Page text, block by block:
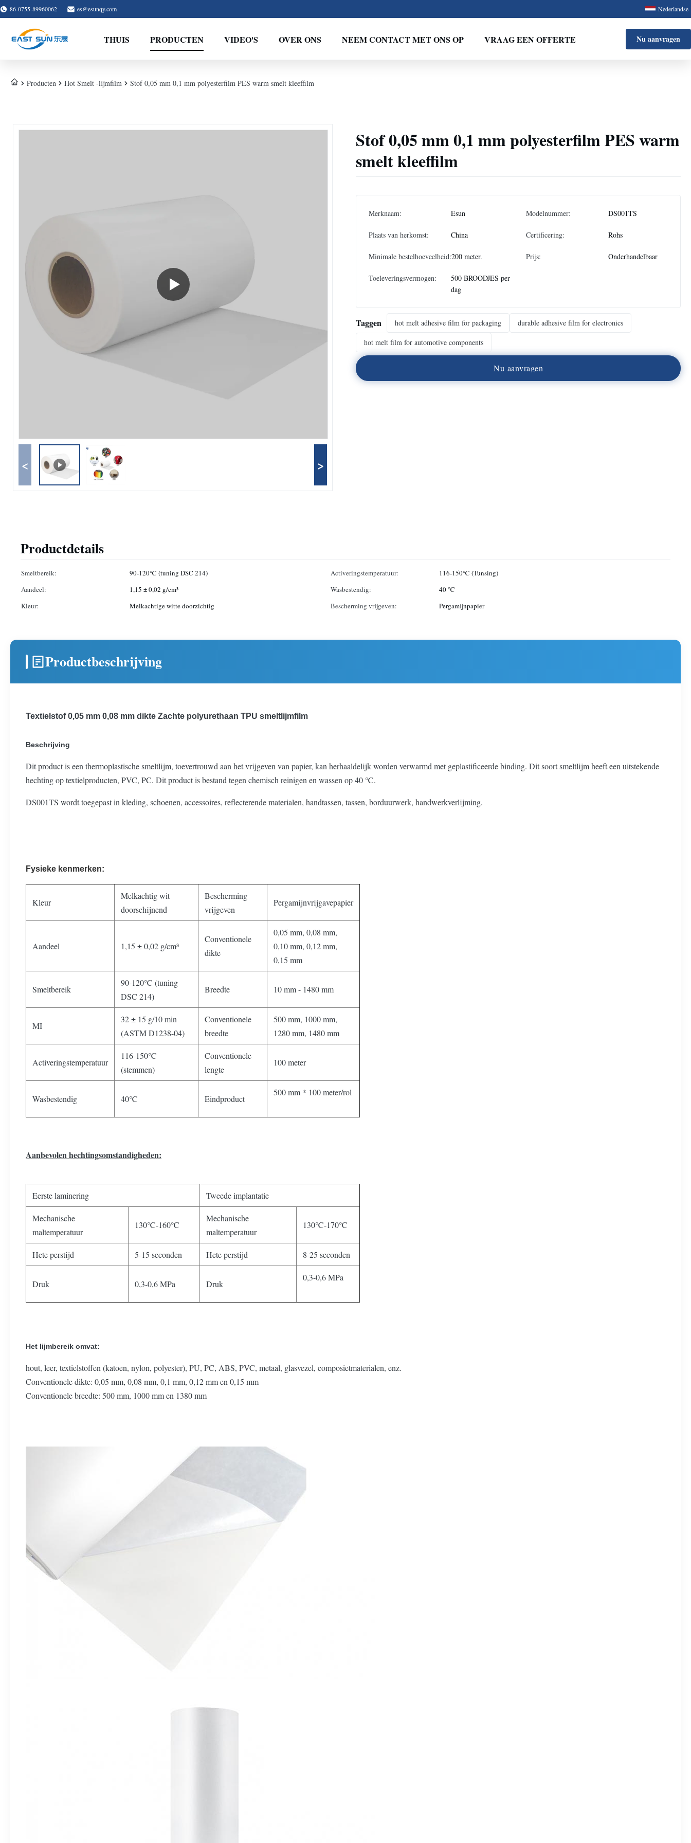
86-0755-89960062 es@esunqy.com Nederlandse
THUIS PRODUCTEN VIDEO'S OVER ONS NEEM CONTACT MET ONS OP VRAAG EEN OFFERTE Nu aanvragen
Producten Hot Smelt -lijmfilm Stof 0,05 mm 0,1 mm polyesterfilm PES warm smelt kleeffilm
< >
Stof 0,05 mm 0,1 mm polyesterfilm PES warm
smelt kleeffilm
Merknaam: Esun Modelnummer: DS001TS
Plaats van herkomst: China Certificering: Rohs
Minimale bestelhoeveelheid:200 meter. Prijs: Onderhandelbaar
Toeleveringsvermogen:
500 BROODJES per
dag
Taggen hot melt adhesive film for packaging
durable adhesive film for electronics
hot melt film for automotive components
Nu aanvragen
Productdetails
Smeltbereik: 90-120℃ (tuning DSC 214) Activeringstemperatuur:
116-150℃ (Tunsing)
Aandeel:
1,15 ± 0,02 g/cm³ Wasbestendig:
40 ℃
Kleur:
Melkachtige witte doorzichtig Bescherming vrijgeven: Pergamijnpapier
Productbeschrijving
Textielstof 0,05 mm 0,08 mm dikte Zachte polyurethaan TPU smeltlijmfilm
Beschrijving
Dit product is een thermoplastische smeltlijm, toevertrouwd aan het vrijgeven van papier, kan herhaaldelijk worden verwarmd met geplastificeerde binding. Dit soort smeltlijm heeft een uitstekende
hechting op textielproducten, PVC, PC. Dit product is bestand tegen chemisch reinigen en wassen op 40 ℃.
DS001TS wordt toegepast in kleding, schoenen, accessoires, reflecterende materialen, handtassen, tassen, borduurwerk, handwerkverlijming.
Fysieke kenmerken:
Kleur
Melkachtig wit
doorschijnend
Bescherming
vrijgeven
Pergamijnvrijgavepapier
Aandeel 1,15 ± 0,02 g/cm³
Conventionele
dikte
0,05 mm, 0,08 mm,
0,10 mm, 0,12 mm,
0,15 mm
Smeltbereik
90-120℃ (tuning
DSC 214)
Breedte 10 mm - 1480 mm
MI
32 ± 15 g/10 min
(ASTM D1238-04)
Conventionele
breedte
500 mm, 1000 mm,
1280 mm, 1480 mm
Activeringstemperatuur
116-150℃
(stemmen)
Conventionele
lengte
100 meter
Wasbestendig 40℃ Eindproduct
500 mm * 100 meter/rol
Aanbevolen hechtingsomstandigheden:
Eerste laminering Tweede implantatie
Mechanische
maltemperatuur
130℃-160℃
Mechanische
maltemperatuur
130℃-170℃
Hete perstijd 5-15 seconden Hete perstijd 8-25 seconden
Druk 0,3-0,6 MPa Druk
0,3-0,6 MPa
Het lijmbereik omvat:
hout, leer, textielstoffen (katoen, nylon, polyester), PU, ​​PC, ABS, PVC, metaal, glasvezel, composietmaterialen, enz.
Conventionele dikte: 0,05 mm, 0,08 mm, 0,1 mm, 0,12 mm en 0,15 mm
Conventionele breedte: 500 mm, 1000 mm en 1380 mm